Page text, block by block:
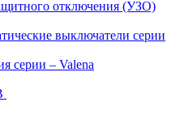
отключения (УЗО)
выключатели серии
серии – Valena